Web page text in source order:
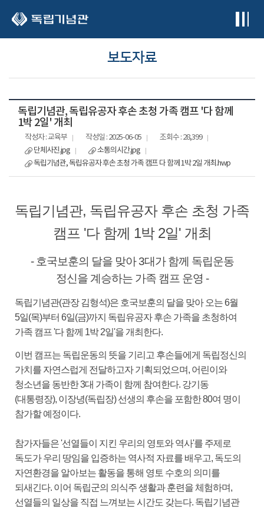
보도자료
독립기념관, 독립유공자 후손 초청 가족 캠프 '다 함께
1박 2일' 개최
작성자 : 교육부 작성일 : 2025-06-05
조회수 : 28,399
단체사진.jpg
소통의시간.jpg
독립기념관, 독립유공자 후손 초청 가족 캠프 다 함께 1박 2일 개최.hwp
독립기념관, 독립유공자 후손 초청 가족
캠프 '다 함께 1박 2일' 개최
- 호국보훈의 달을 맞아 3대가 함께 독립운동
정신을 계승하는 가족 캠프 운영 -
독립기념관(관장 김형석)은 호국보훈의 달을 맞아 오는 6월
5일(목)부터 6일(금)까지 독립유공자 후손 가족을 초청하여
가족 캠프 '다 함께 1박 2일'을 개최한다.
이번 캠프는 독립운동의 뜻을 기리고 후손들에게 독립정신의
가치를 자연스럽게 전달하고자 기획되었으며, 어린이와
청소년을 동반한 3대 가족이 함께 참여한다. 강기동
(대통령장), 이장녕(독립장) 선생의 후손을 포함한 80여 명이
참가할 예정이다.
참가자들은 '선열들이 지킨 우리의 영토와 역사'를 주제로
독도가 우리 땅임을 입증하는 역사적 자료를 배우고, 독도의
자연환경을 알아보는 활동을 통해 영토 수호의 의미를
되새긴다. 이어 독립군의 의식주 생활과 훈련을 체험하며,
선열들의 일상을 직접 느껴보는 시간도 갖는다. 독립기념관